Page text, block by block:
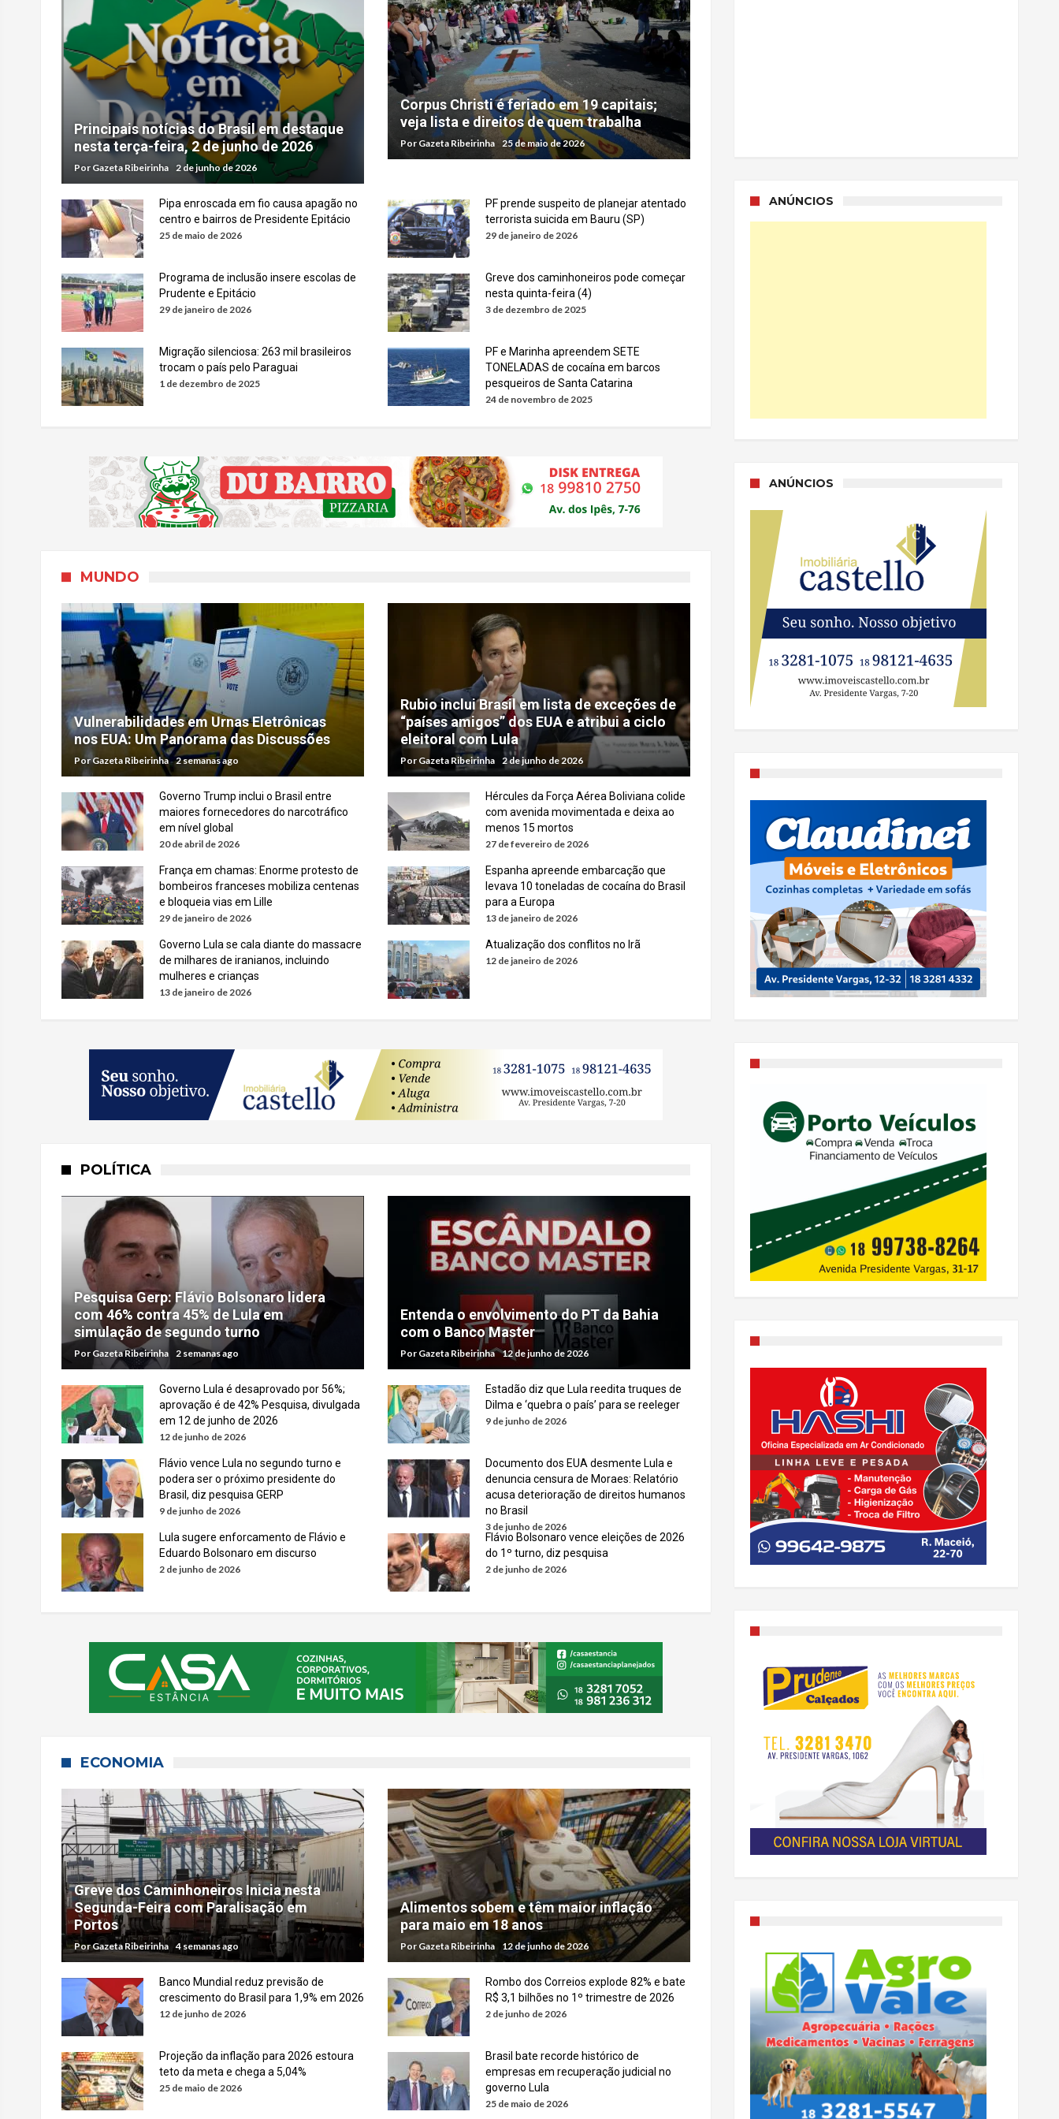
Principais notícias do Brasil em destaque
nesta terça-feira, 2 de junho de 2026
Por Gazeta Ribeirinha 2 de junho de 2026
Corpus Christi é feriado em 19 capitais;
veja lista e direitos de quem trabalha
Por Gazeta Ribeirinha 25 de maio de 2026
Pipa enroscada em fio causa apagão no
centro e bairros de Presidente Epitácio
25 de maio de 2026
PF prende suspeito de planejar atentado
terrorista suicida em Bauru (SP)
29 de janeiro de 2026
Programa de inclusão insere escolas de
Prudente e Epitácio
29 de janeiro de 2026
Greve dos caminhoneiros pode começar
nesta quinta-feira (4)
3 de dezembro de 2025
Migração silenciosa: 263 mil brasileiros
trocam o país pelo Paraguai
1 de dezembro de 2025
PF e Marinha apreendem SETE
TONELADAS de cocaína em barcos
pesqueiros de Santa Catarina
24 de novembro de 2025
MUNDO
Vulnerabilidades em Urnas Eletrônicas
nos EUA: Um Panorama das Discussões
PorGazeta Ribeirinha 2 semanas ago
Rubio inclui Brasil em lista de exceções de
“países amigos” dos EUA e atribui a ciclo
eleitoral com Lula
Por Gazeta Ribeirinha 2 de junho de 2026
Governo Trump inclui o Brasil entre
maiores fornecedores do narcotráfico
em nível global
20 de abril de 2026
Hércules da Força Aérea Boliviana colide
com avenida movimentada e deixa ao
menos 15 mortos
27 de fevereiro de 2026
França em chamas: Enorme protesto de
bombeiros franceses mobiliza centenas
e bloqueia vias em Lille
29 de janeiro de 2026
Espanha apreende embarcação que
levava 10 toneladas de cocaína do Brasil
para a Europa
13 de janeiro de 2026
Governo Lula se cala diante do massacre
de milhares de iranianos, incluindo
mulheres e crianças
13 de janeiro de 2026
Atualização dos conflitos no Irã
12 de janeiro de 2026
POLÍTICA
Pesquisa Gerp: Flávio Bolsonaro lidera
com 46% contra 45% de Lula em
simulação de segundo turno
Por Gazeta Ribeirinha 2 semanas ago
Entenda o envolvimento do PT da Bahia
com o Banco Master
Por Gazeta Ribeirinha 12 de junho de 2026
Governo Lula é desaprovado por 56%;
aprovação é de 42% Pesquisa, divulgada
em 12 de junho de 2026
12 de junho de 2026
Estadão diz que Lula reedita truques de
Dilma e ‘quebra o país’ para se reeleger
9 de junho de 2026
Flávio vence Lula no segundo turno e
podera ser o próximo presidente do
Brasil, diz pesquisa GERP
9 de junho de 2026
Documento dos EUA desmente Lula e
denuncia censura de Moraes: Relatório
acusa deterioração de direitos humanos
no Brasil
3 de junho de 2026
Lula sugere enforcamento de Flávio e
Eduardo Bolsonaro em discurso
2 de junho de 2026
Flávio Bolsonaro vence eleições de 2026
do 1º turno, diz pesquisa
2 de junho de 2026
ECONOMIA
Greve dos Caminhoneiros Inicia nesta
Segunda-Feira com Paralisação em
Portos
PorGazeta Ribeirinha 4 semanas ago
Alimentos sobem e têm maior inflação
para maio em 18 anos
Por Gazeta Ribeirinha 12 de junho de 2026
Banco Mundial reduz previsão de
crescimento do Brasil para 1,9% em 2026
12 de junho de 2026
Rombo dos Correios explode 82% e bate
R$ 3,1 bilhões no 1º trimestre de 2026
2 de junho de 2026
Projeção da inflação para 2026 estoura
teto da meta e chega a 5,04%
25 de maio de 2026
Brasil bate recorde histórico de
empresas em recuperação judicial no
governo Lula
25 de maio de 2026
ANÚNCIOS
ANÚNCIOS